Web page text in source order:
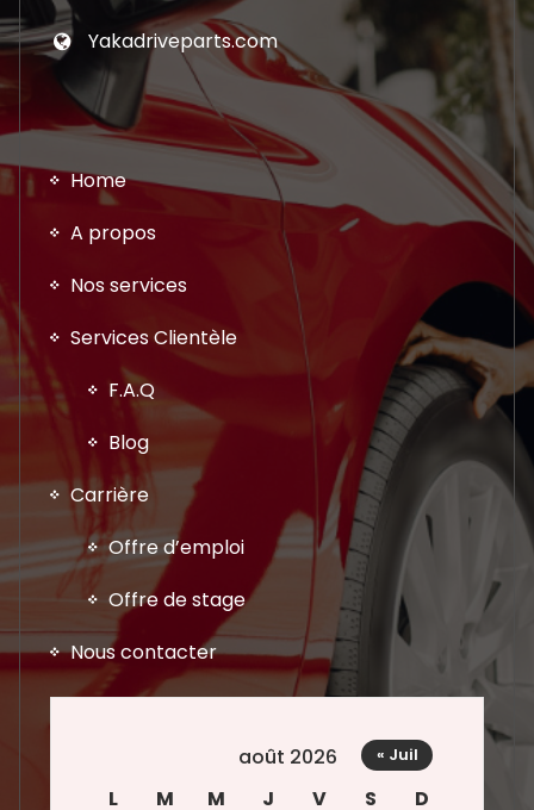
Yakadriveparts.com
Home
A propos
Nos services
Services Clientèle
F.A.Q
Blog
Carrière
Offre d’emploi
Offre de stage
Nous contacter
août 2026
L
M M J V S D
« Juil